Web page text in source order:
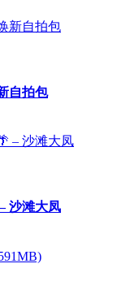
自拍包
沙滩大凤